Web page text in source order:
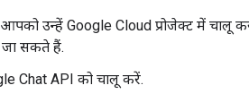
उन्हें Google Cloud प्रोजेक्ट में चालू
सकते हैं.
Chat API को चालू करें.